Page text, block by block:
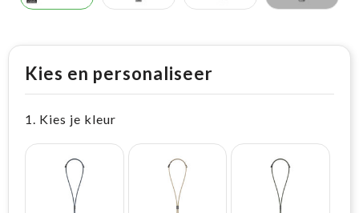
Kies en personaliseer
1. Kies je kleur